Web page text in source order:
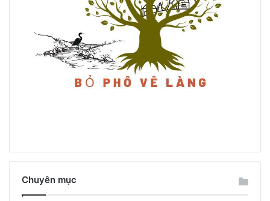
Chuyên mục